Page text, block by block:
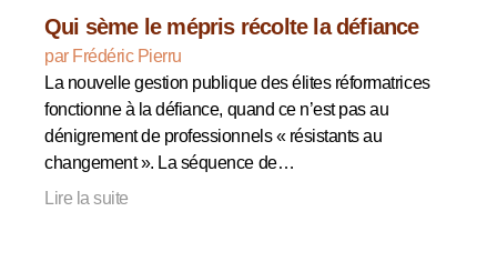
Qui sème le mépris récolte la défiance
par Frédéric Pierru
La nouvelle gestion publique des élites réformatrices
fonctionne à la défiance, quand ce n’est pas au
dénigrement de professionnels « résistants au
changement ». La séquence de…
Lire la suite